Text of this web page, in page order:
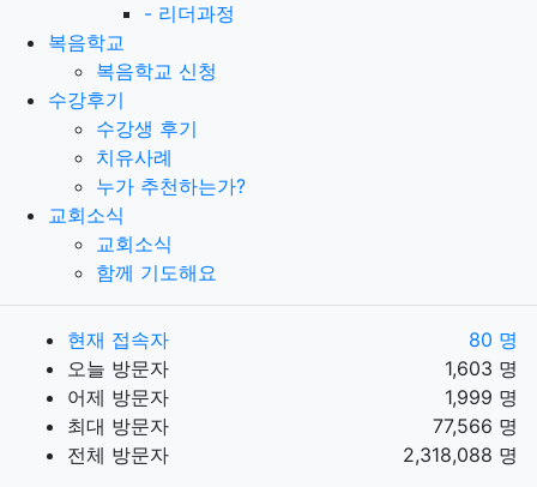
- 리더과정
복음학교
복음학교 신청
수강후기
수강생 후기
치유사례
누가 추천하는가?
교회소식
교회소식
함께 기도해요
현재 접속자
80 명
오늘 방문자
1,603 명
어제 방문자
1,999 명
최대 방문자
77,566 명
전체 방문자
2,318,088 명